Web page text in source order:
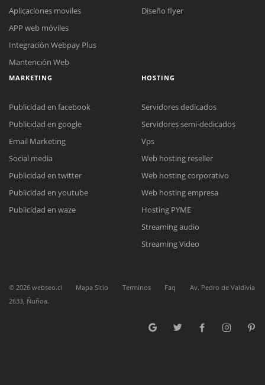
Reunión online
Nuestros ejecutivos le enviarán un correo electrónico con el enlace a
Meet para la reunión online.
Cotización
Complete el formulario y nos contactaremos a la brevedad.
Chat Online
para enviarnos un correo electrónico con sus datos personales.
Aplicaciones moviles
APP web móviles
Integración Webpay Plus
Mantención Web
Diseño flyer
MARKETING
Publicidad en facebook
Publicidad en google
Email Marketing
Social media
Publicidad en twitter
Publicidad en youtube
Publicidad en waze
HOSTING
Servidores dedicados
Servidores semi-dedicados
Vps
Web hosting reseller
Web hosting corporativo
Web hosting empresa
Hosting PYME
Streaming audio
Streaming Video
© 2026 webseo.cl Mapa Sitio Terminos Faq
Av. Pedro de Valdivia
2633, Ñuñoa.